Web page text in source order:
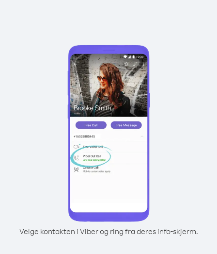
Velge kontakten i Viber og ring fra deres info-skjerm.